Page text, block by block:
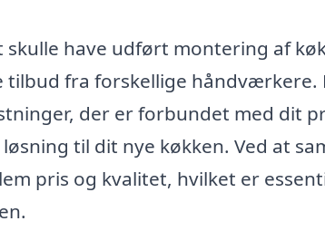
have udført montering af
fra forskellige håndværkere.
der er forbundet med dit
til dit nye køkken. Ved at
pris og kvalitet, hvilket er